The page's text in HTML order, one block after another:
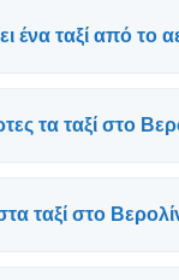
ένα ταξί από το
τα ταξί στο
ταξί στο